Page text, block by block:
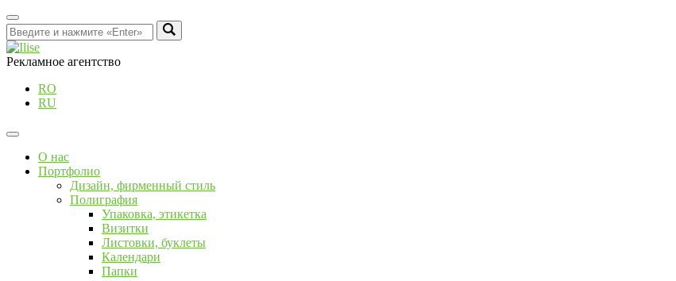
Рекламное агентство
RO
RU
О нас
Портфолио
Дизайн, фирменный стиль
Полиграфия
Упаковка, этикетка
Визитки
Листовки, буклеты
Календари
Папки